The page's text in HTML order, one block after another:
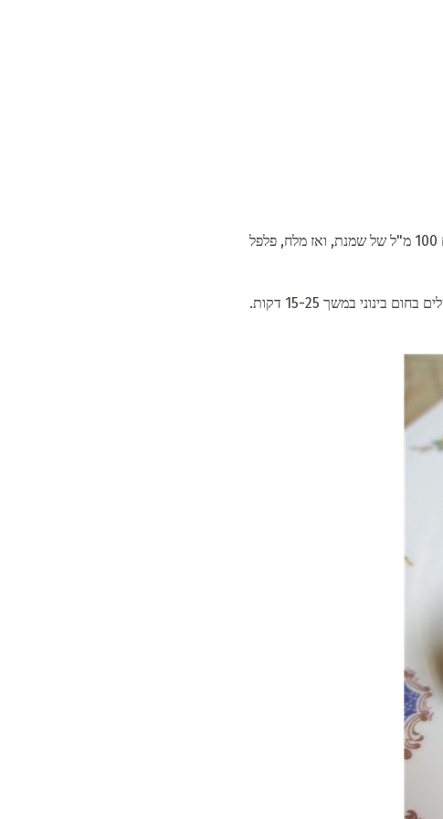
כדי להפוך את הדגים רך ורך, זה חייב להיות מראש מושרה בשמנת. אתה רק צריך לשפוך את פילה דגים 100 מ"ל של שמנת, ואז מלח, פלפל
לפני הטיגון, חשוב מאוד להניח את הסטייקים על השמן החם, ואז הם לא ידבקו על משטח המחבת. מבשלים בחום בינוני במשך 15-25 דקות.